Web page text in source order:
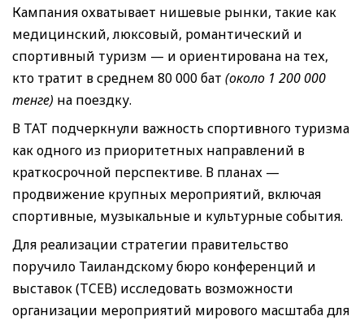
Кампания охватывает нишевые рынки, такие как
медицинский, люксовый, романтический и
спортивный туризм — и ориентирована на тех,
кто тратит в среднем 80 000 бат (около 1 200 000
тенге) на поездку.
В ТАТ подчеркнули важность спортивного туризма
как одного из приоритетных направлений в
краткосрочной перспективе. В планах —
продвижение крупных мероприятий, включая
спортивные, музыкальные и культурные события.
Для реализации стратегии правительство
поручило Таиландскому бюро конференций и
выставок (TCEB) исследовать возможности
организации мероприятий мирового масштаба для